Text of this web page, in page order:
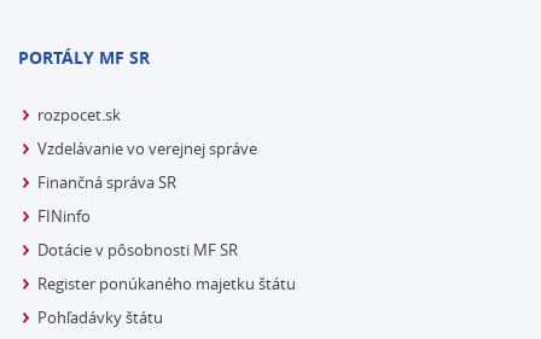
PORTÁLY MF SR
rozpocet.sk
Vzdelávanie vo verejnej správe
Finančná správa SR
FINinfo
Dotácie v pôsobnosti MF SR
Register ponúkaného majetku štátu
Pohľadávky štátu